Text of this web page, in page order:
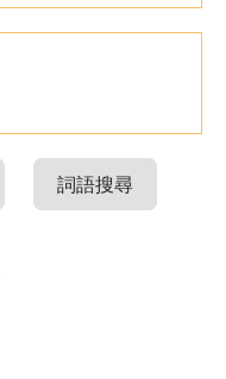
詞語搜尋